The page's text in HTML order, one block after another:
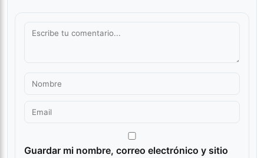
Guardar mi nombre, correo electrónico y sitio